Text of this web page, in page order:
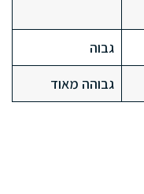
גבוה
גבוהה מאוד